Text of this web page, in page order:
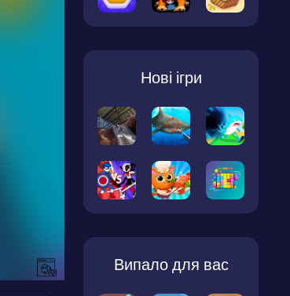
Нові ігри
Випало для вас